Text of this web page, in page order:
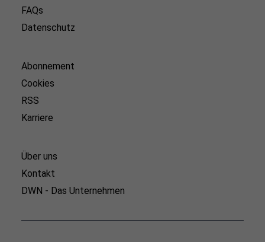
FAQs
Datenschutz
Abonnement
Cookies
RSS
Karriere
Über uns
Kontakt
DWN - Das Unternehmen